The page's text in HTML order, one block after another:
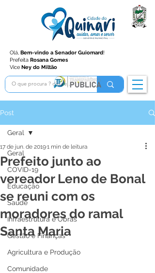
Olá, Bem-vindo a Senador Guiomard!
Prefeita Rosana Gomes
Vice Ney do Miltão
Post
Geral
COVID-19
Educação
Saúde
Infraestrutura e Obras
Gestão e Finanças
Agricultura e Produção
Comunidade
Geral
Prefeito junto ao
vereador Leno de Bonal
se reuni com os
moradores do ramal
Santa Maria
17 de jun. de 20191 min de leitura